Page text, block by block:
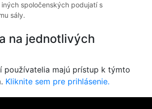
spoločenských podujatí s
sály.
na jednotlivých
používatelia majú prístup k týmto
Kliknite sem pre prihlásenie.